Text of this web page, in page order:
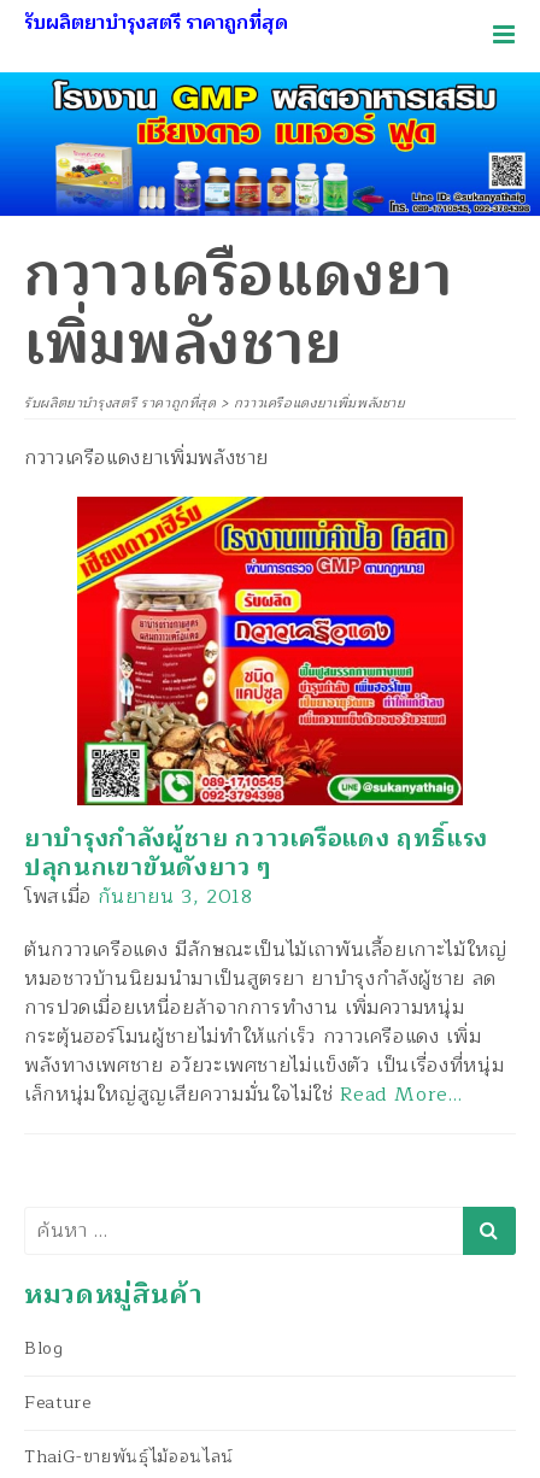
รับผลิตยาบำรุงสตรี ราคาถูกที่สุด
กวาวเครือแดงยา
เพิ่มพลังชาย
รับผลิตยาบำรุงสตรี ราคาถูกที่สุด > กวาวเครือแดงยาเพิ่มพลังชาย
กวาวเครือแดงยาเพิ่มพลังชาย
ยาบำรุงกำลังผู้ชาย กวาวเครือแดง ฤทธิ์แรง
ปลุกนกเขาขันดังยาว ๆ
โพสเมื่อ กันยายน 3, 2018
ต้นกวาวเครือแดง มีลักษณะเป็นไม้เถาพันเลื้อยเกาะไม้ใหญ่
หมอชาวบ้านนิยมนำมาเป็นสูตรยา ยาบำรุงกำลังผู้ชาย ลด
การปวดเมื่อยเหนื่อยล้าจากการทำงาน เพิ่มความหนุ่ม
กระตุ้นฮอร์โมนผู้ชายไม่ทำให้แก่เร็ว กวาวเครือแดง เพิ่ม
พลังทางเพศชาย อวัยวะเพศชายไม่เเข็งตัว เป็นเรื่องที่หนุ่ม
เล็กหนุ่มใหญ่สูญเสียความมั่นใจไม่ใช่Read More…
ค้นหา
หมวดหมู่สินค้า
Blog
Feature
ThaiG-ขายพันธุ์ไม้ออนไลน์